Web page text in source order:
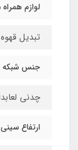
لوازم
تبدیل
جنس شبکه
چدنی
ارتفاع سینی